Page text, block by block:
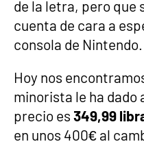
de la letra, pero que
cuenta de cara a
consola de Nintendo.
Hoy nos
minorista le ha dado
precio es 349,99
en unos 400€ al